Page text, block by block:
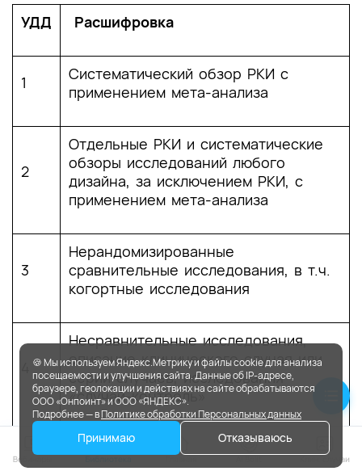
УДД Расшифровка
1
Систематический обзор РКИ с
применением мета-анализа
2
Отдельные РКИ и систематические
обзоры исследований любого
дизайна, за исключением РКИ, с
применением мета-анализа
3
Нерандомизированные
сравнительные исследования, в т.ч.
когортные исследования
Несравнительные исследования,
описание клинического случая или
серии случаев, исследования
«случай-контроль»
Имеется лишь обоснование
механизма действия вмешательства
🍪 Мы используем Яндекс.Метрику и файлы cookie для анализа
посещаемости и улучшения сайта. Данные об IP-адресе,
браузере, геолокации и действиях на сайте обрабатываются
ООО «Онпоинт» и ООО «ЯНДЕКС».
Подробнее — вПолитике обработки Персональных данных
Принимаю Отказываюсь